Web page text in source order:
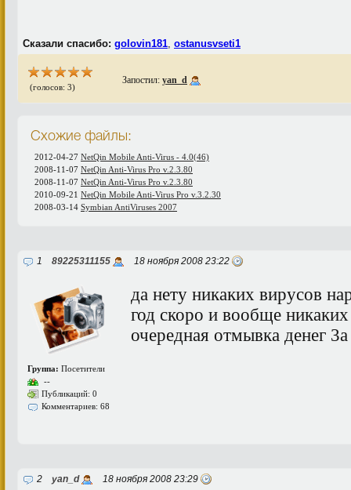
Сказали спасибо: golovin181, ostanusvseti1
(голосов: 3)
Запостил: yan_d
Схожие файлы:
2012-04-27 NetQin Mobile Anti-Virus - 4.0(46)
2008-11-07 NetQin Anti-Virus Pro v.2.3.80
2008-11-07 NetQin Anti-Virus Pro v.2.3.80
2010-09-21 NetQin Mobile Anti-Virus Pro v.3.2.30
2008-03-14 Symbian AntiViruses 2007
1 89225311155 18 ноября 2008 23:22
Группа: Посетители
--
Публикаций: 0
Комментариев: 68
да нету никакиx вирусов
год скоро и вообще
очередная отмывка денег
2 yan_d 18 ноября 2008 23:29